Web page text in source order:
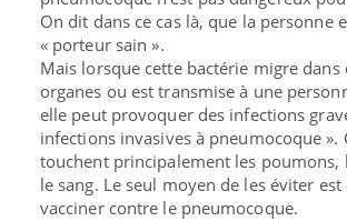
On dit dans ce cas là, que la personne
« porteur sain».
Mais lorsque cette bactérie migre dans
organes ou est transmise à une
elle peut provoquer des infections
infections invasives à pneumocoque ».
touchent principalement les poumons,
le sang. Le seul moyen de les éviter est
vacciner contre le pneumocoque.